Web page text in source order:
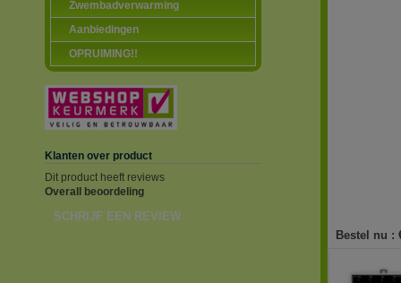
Zwembadverwarming
Aanbiedingen
OPRUIMING!!
Klanten over product
Dit product heeft reviews
Overall beoordeling
SCHRIJF EEN REVIEW
Bestel nu :